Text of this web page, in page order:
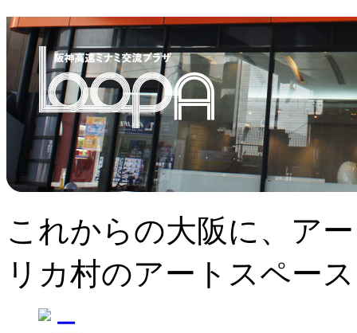
これからの大阪に、ア
リカ村のアートスペー